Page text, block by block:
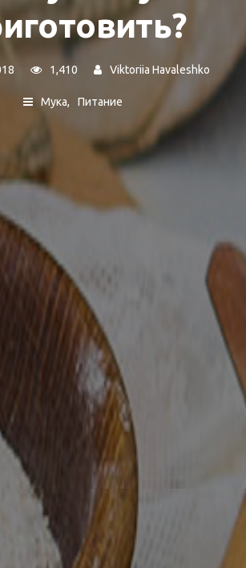
1,410 Viktoriia Havaleshko
Мука Питание